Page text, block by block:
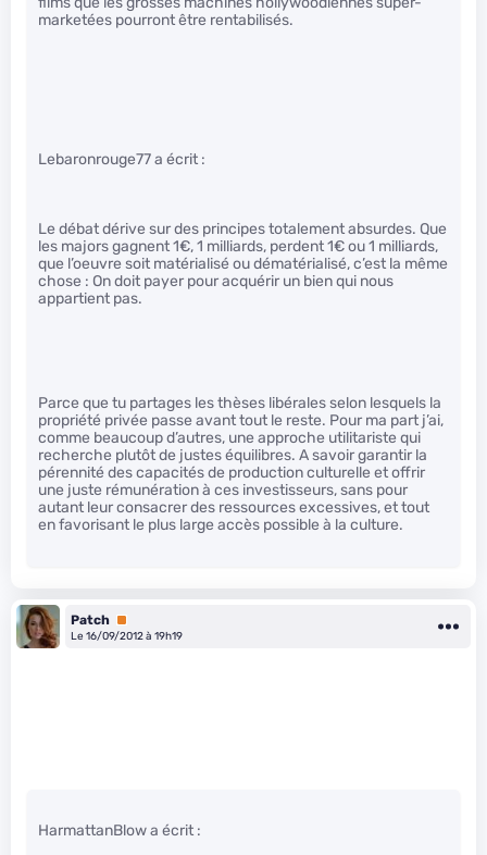
marketées pourront être rentabilisés.
Lebaronrouge77 a écrit :
Le débat dérive sur des principes totalement absurdes. Que
les majors gagnent 1€, 1 milliards, perdent 1€ ou 1 milliards,
que l’oeuvre soit matérialisé ou dématérialisé, c’est la même
chose : On doit payer pour acquérir un bien qui nous
appartient pas.
Parce que tu partages les thèses libérales selon lesquels la
propriété privée passe avant tout le reste. Pour ma part j’ai,
comme beaucoup d’autres, une approche utilitariste qui
recherche plutôt de justes équilibres. A savoir garantir la
pérennité des capacités de production culturelle et offrir
une juste rémunération à ces investisseurs, sans pour
autant leur consacrer des ressources excessives, et tout
en favorisant le plus large accès possible à la culture.
Patch Premium
Le 16/09/2012 à 19h19
HarmattanBlow a écrit :